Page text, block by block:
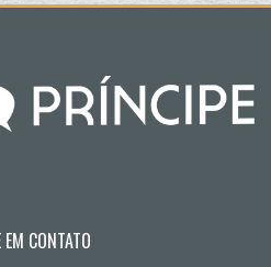
EM CONTATO